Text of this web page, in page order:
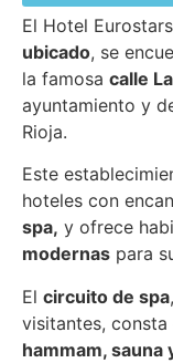
El Hotel
ubicado, se
la famosa calle
ayuntamiento y
Rioja.
Este
hoteles con
spa, y ofrece
modernas para
El circuito de spa
visitantes, consta
hammam, sauna